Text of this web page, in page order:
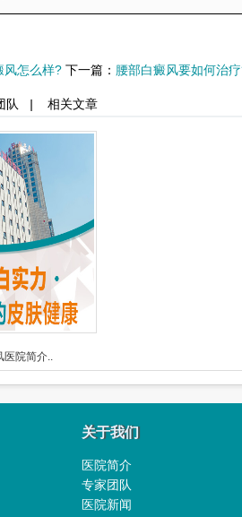
风怎么样?下一篇： 腰部白癜风要如何治
队 | 相关文章
医院简介..
关于我们
医院简介
专家团队
医院新闻